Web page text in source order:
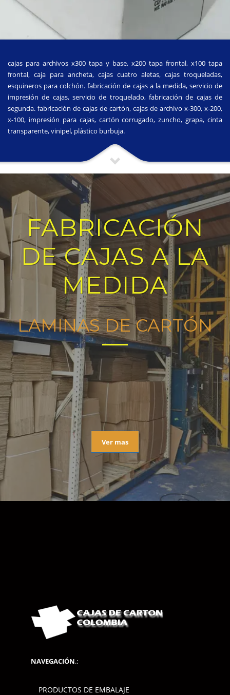
cajas para archivos x300 tapa y base, x200 tapa frontal, x100 tapa
frontal, caja para ancheta, cajas cuatro aletas, cajas troqueladas,
esquineros para colchón. fabricación de cajas a la medida, servicio de
impresión de cajas, servicio de troquelado, fabricación de cajas de
segunda. fabricación de cajas de cartón, cajas de archivo x-300, x-200,
x-100, impresión para cajas, cartón corrugado, zuncho, grapa, cinta
transparente, vinipel, plástico burbuja.
FABRICACIÓN
DE CAJAS A LA
MEDIDA
LAMINAS DE CARTÓN
Ver mas
NAVEGACIÓN.:
PRODUCTOS DE EMBALAJE